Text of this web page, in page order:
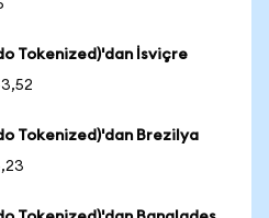
Tokenized)'dan İsviçre
Tokenized)'dan Brezilya